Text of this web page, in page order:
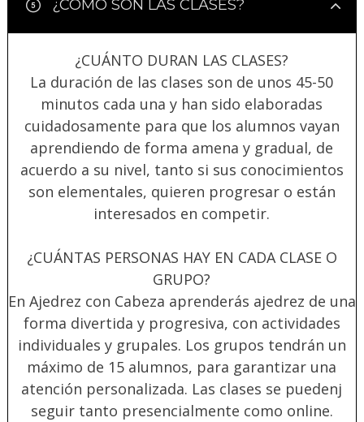
¿CÓMO SON LAS CLASES?
¿CUÁNTO DURAN LAS CLASES?
La duración de las clases son de unos 45-50
minutos cada una y han sido elaboradas
cuidadosamente para que los alumnos vayan
aprendiendo de forma amena y gradual, de
acuerdo a su nivel, tanto si sus conocimientos
son elementales, quieren progresar o están
interesados en competir.
¿CUÁNTAS PERSONAS HAY EN CADA CLASE O
GRUPO?
En Ajedrez con Cabeza aprenderás ajedrez de una
forma divertida y progresiva, con actividades
individuales y grupales. Los grupos tendrán un
máximo de 15 alumnos, para garantizar una
atención personalizada. Las clases se puedenj
seguir tanto presencialmente como online.